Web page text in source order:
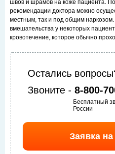
швов и шрамов на коже пациента.
рекомендации доктора можно
местным, так и под общим
вмешательства у некоторых
кровотечение, которое обычно
Остались
Звоните - 8-800-
Бесплатный
России
Заявка